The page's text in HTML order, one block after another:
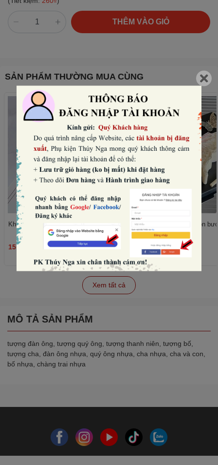
THÊM VÀO GIỎ
SẢN PHẨM THƯỜNG MUA CÙNG
Khuôn silicon tròn - 8 trái tim to nhỏ.
15.000₫ THÊM
Khuôn silicon - hình con
75.000₫
Xem tất cả
MÔ TẢ SẢN PHẨM
tượng đàn ông, tượng quý ông, tượng thanh niên, tượng bố,
tượng cha, đàn ông nhựa, quý ông nhựa, cha nhựa, cha và con,
bố nhựa, chàng trai nhựa